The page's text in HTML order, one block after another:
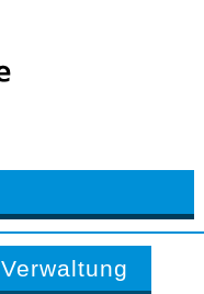
Verwaltung